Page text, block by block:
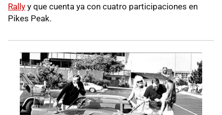
Rally y que cuenta ya con cuatro participaciones en
Pikes Peak.